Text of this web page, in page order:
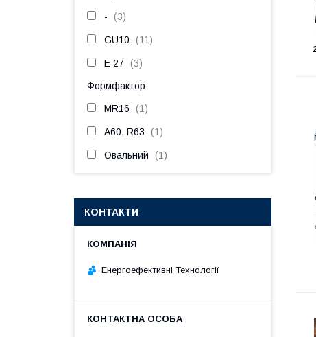
- 3
GU10 11
Е 27 3
Формфактор
MR16 1
А60, R63 1
Овальний 1
КОНТАКТИ
Енергоефективні Технології